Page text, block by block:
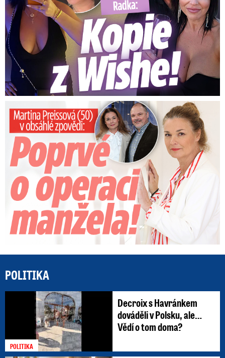
Preissová (50) v obsáhlé zpovědi: Poprvé o operaci manžela
POLITIKA
POLITIKA
Decroix s Havránkem
dováděli v Polsku, ale…
Vědí o tom doma?